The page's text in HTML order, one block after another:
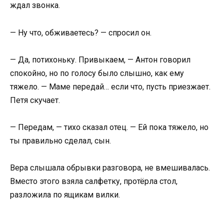
ждал звонка.
— Ну что, обживаетесь? — спросил он.
— Да, потихоньку. Привыкаем, — Антон говорил
спокойно, но по голосу было слышно, как ему
тяжело. — Маме передай… если что, пусть приезжает.
Петя скучает.
— Передам, — тихо сказал отец. — Ей пока тяжело, но
ты правильно сделал, сын.
Вера слышала обрывки разговора, не вмешивалась.
Вместо этого взяла салфетку, протёрла стол,
разложила по ящикам вилки.